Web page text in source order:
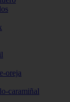
oreja
caramiñal